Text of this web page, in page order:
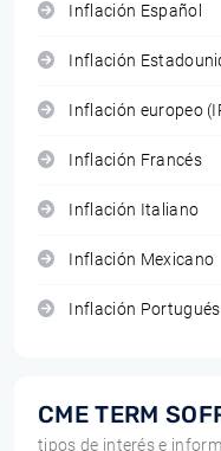
Inflación Español
Inflación
Inflación europeo
Inflación Francés
Inflación Italiano
Inflación Mexicano
Inflación Portugués
CME TERM
tipos de interés e